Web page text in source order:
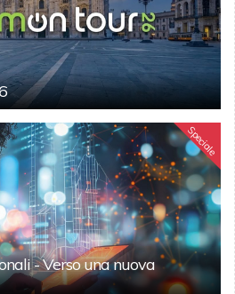
Speciale
- Verso una nuova